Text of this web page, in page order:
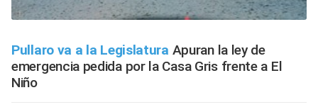
Pullaro va a la Legislatura Apuran la ley de
emergencia pedida por la Casa Gris frente a El
Niño